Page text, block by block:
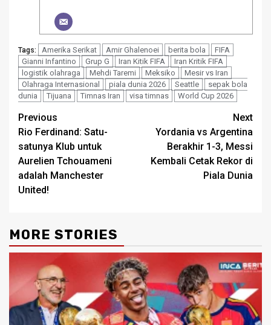
Tags: Amerika Serikat Amir Ghalenoei berita bola
FIFA
Gianni Infantino
Grup G Iran Kitik FIFA
Iran Kritik FIFA
logistik olahraga
Mehdi Taremi Meksiko
Mesir vs Iran
Olahraga Internasional
piala dunia 2026 Seattle
sepak bola
dunia
Tijuana Timnas Iran visa timnas World Cup 2026
Post
navigation
Previous
Rio Ferdinand: Satu-
satunya Klub untuk
Aurelien Tchouameni
adalah Manchester
United!
Next
Yordania vs Argentina
Berakhir 1-3, Messi
Kembali Cetak Rekor di
Piala Dunia
MORE STORIES